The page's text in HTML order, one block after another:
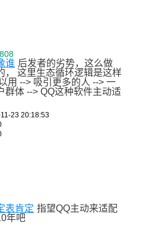
谁 后发者的劣势，这么做
， 这里生态循环逻辑是这样
用 --> 吸引更多的人 --> 一
群体 --> QQ这种软件主动适
23 20:18:53
表肯定 指望QQ主动来适配
年吧